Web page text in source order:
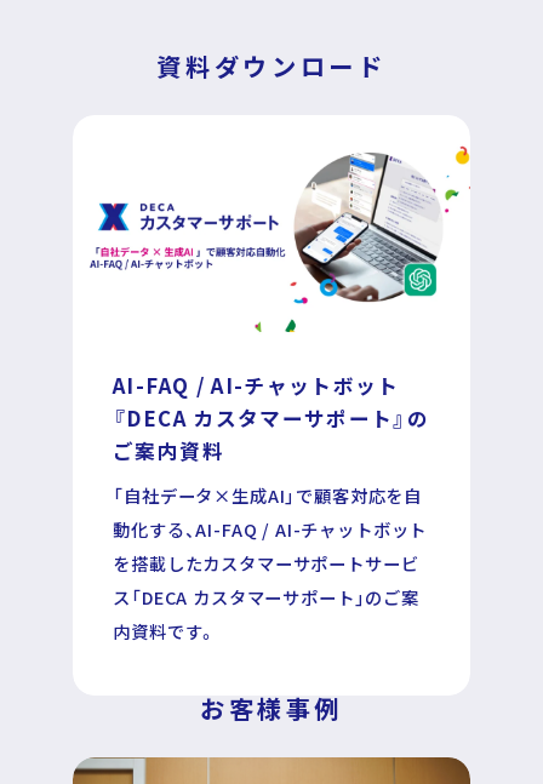
DECA オンライン接客
DECA カスタマーサポート
DECA MA
DECA for LINE
DECA for Instagram
DECA Training
資料ダウンロード
パートナープログラム
Special Contents
採用情報
資料ダウンロード
AI-FAQ / AI-チャットボット
『DECA カスタマーサポート』の
ご案内資料
「自社データ×生成AI」で顧客対応を自
動化する、AI-FAQ / AI-チャットボット
を搭載したカスタマーサポートサービ
ス「DECA カスタマーサポート」のご案
内資料です。
お客様事例